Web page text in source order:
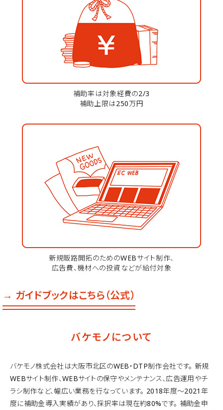
補助率は対象経費の2/3
補助上限は250万円
新規販路開拓のためのWEBサイト制作、
広告費、機材への投資などが給付対象
→ ガイドブックはこちら（公式）
バケモノについて
バケモノ株式会社は大阪市北区のWEB・DTP制作会社です。 新規
WEBサイト制作、WEBサイトの保守やメンテナンス、広告運用やチ
ラシ制作など、幅広い業務を行なっています。 2018年度〜2021年
度に補助金導入実績があり、採択率は現在約80%です。 補助金申